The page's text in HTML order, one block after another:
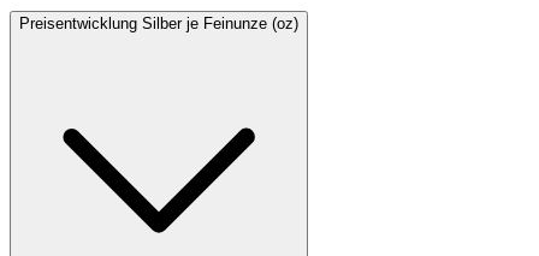
Preisentwicklung Silber je Feinunze (oz)